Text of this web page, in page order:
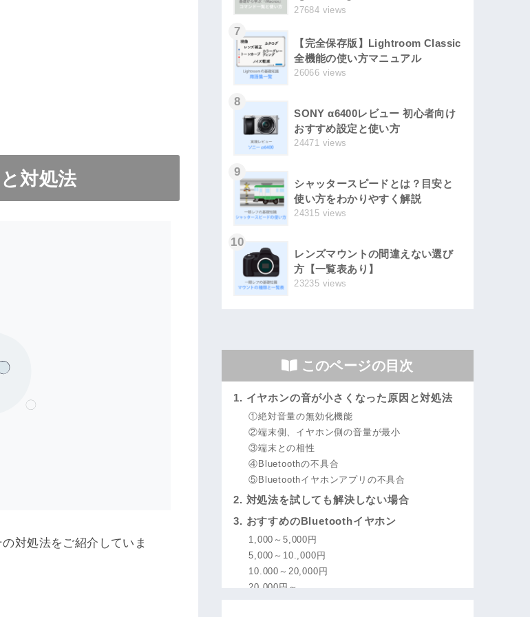
対処法
対処法をご紹介していま
27684 views
7
【完全保存版】Lightroom Classic
全機能の使い方マニュアル
26066 views
8
SONY α6400レビュー 初心者向け
おすすめ設定と使い方
24471 views
9
シャッタースピードとは？目安と
使い方をわかりやすく解説
24315 views
10
レンズマウントの間違えない選び
方【一覧表あり】
23235 views
このページの目次
1. イヤホンの音が小さくなった原因と対処法
①絶対音量の無効化機能
②端末側、イヤホン側の音量が最小
③端末との相性
④Bluetoothの不具合
⑤Bluetoothイヤホンアプリの不具合
2. 対処法を試しても解決しない場合
3. おすすめのBluetoothイヤホン
1,000～5,000円
5,000～10.,000円
10.000～20,000円
20,000円～